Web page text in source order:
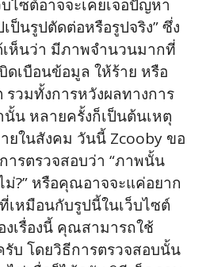
ไซต์อาจจะเคยเจอปัญหา
ป็นรูปตัดต่อหรือรูปจริง” ซึ่ง
เห็นว่า มีภาพจำนวนมากที่
ดเบือนข้อมูล ให้ร้าย หรือ
รวมทั้งการหวังผลทางการ
นั้น หลายครั้งก็เป็นต้นเหตุ
ยในสังคม วันนี้ Zcooby ขอ
ารตรวจสอบว่า “ภาพนั้น
?” หรือคุณอาจจะแค่อยาก
เหมือนกับรูปนี้ในเว็บไซต์
งเรื่องนี้ คุณสามารถใช้
บ โดยวิธีการตรวจสอบนั้น